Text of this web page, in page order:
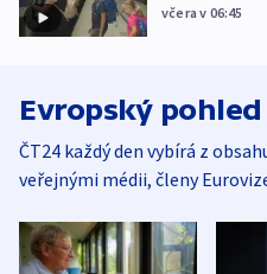
včera v 06:45
Evropský pohled
ČT24 každý den vybírá z
veřejnými médii, členy